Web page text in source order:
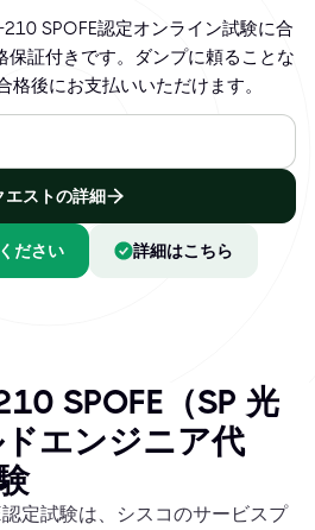
SPOFE認定オンライン試験に合
保証付きです。ダンプに頼ることな
格後にお支払いいただけます。
エストの詳細
ださい 詳細はこちら
SPOFE（SP 光
エンジニア代
定試験は、シスコのサービスプ